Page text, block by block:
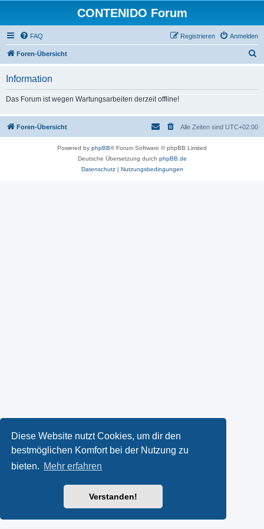
Diese Website nutzt Cookies, um dir den
bestmöglichen Komfort bei der Nutzung zu
bieten. Mehr erfahren
Verstanden!
CONTENIDO Forum
FAQ Anmelden
Registrieren
Foren-Übersicht
Information
Das Forum ist wegen Wartungsarbeiten derzeit offline!
Foren-Übersicht Alle Zeiten sind UTC+02:00
Powered by phpBB® Forum Software © phpBB Limited
Deutsche Übersetzung durch phpBB.de
Datenschutz| Nutzungsbedingungen